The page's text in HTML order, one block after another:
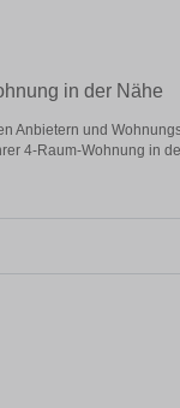
in der Nähe
Anbietern und
4-Raum-Wohnung in